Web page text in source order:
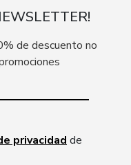
de descuento no
privacidad de